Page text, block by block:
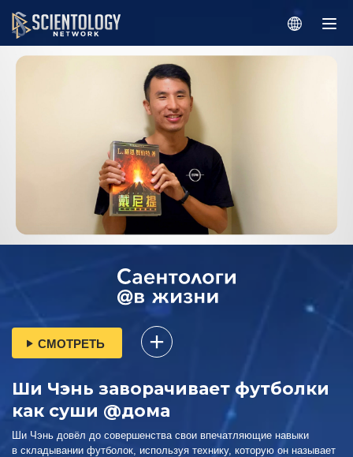
СМОТРЕТЬ
Ши Чэнь заворачивает футболки
как суши @дома
Ши Чэнь довёл до совершенства свои впечатляющие навыки
в складывании футболок, используя технику, которую он называет